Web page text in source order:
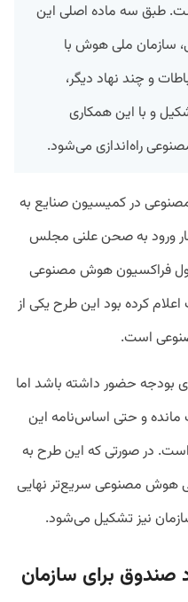
طبق سه ماده اصلی این
سازمان ملی هوش با
و چند نهاد دیگر،
و با این همکاری
راه‌اندازی می‌شود.
در کمیسیون صنایع به
ورود به صحن علنی مجلس
فراکسیون هوش مصنوعی
کرده بود این طرح یکی از
است.
بودجه حضور داشته باشد اما
و حتی اساس‌نامه این
در صورتی که این طرح به
هوش مصنوعی سریع‌تر نهایی
نیز تشکیل می‌شود.
صندوق برای سازمان